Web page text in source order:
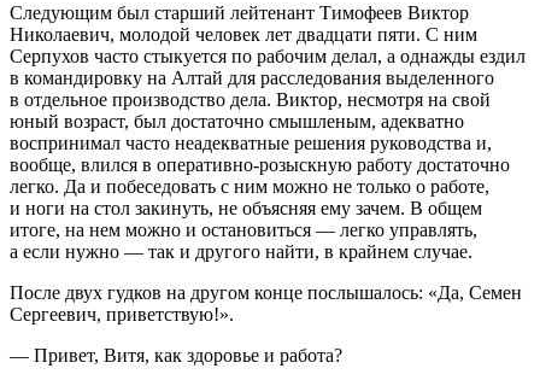
Следующим был старший лейтенант Тимофеев Виктор
Николаевич, молодой человек лет двадцати пяти. С ним
Серпухов часто стыкуется по рабочим делал, а однажды ездил
в командировку на Алтай для расследования выделенного
в отдельное производство дела. Виктор, несмотря на свой
юный возраст, был достаточно смышленым, адекватно
воспринимал часто неадекватные решения руководства и,
вообще, влился в оперативно-розыскную работу достаточно
легко. Да и побеседовать с ним можно не только о работе,
и ноги на стол закинуть, не объясняя ему зачем. В общем
итоге, на нем можно и остановиться — легко управлять,
а если нужно — так и другого найти, в крайнем случае.
После двух гудков на другом конце послышалось: «Да, Семен
Сергеевич, приветствую!».
— Привет, Витя, как здоровье и работа?